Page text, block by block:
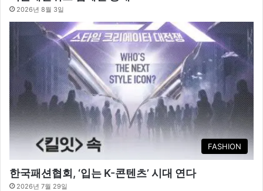
2026년 8월 3일
FASHION
한국패션협회, ‘입는 K-콘텐츠’ 시대 연다
2026년 7월 29일